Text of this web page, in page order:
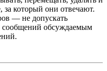
который они отвечают.
— не допускать
сообщений обсуждаемым